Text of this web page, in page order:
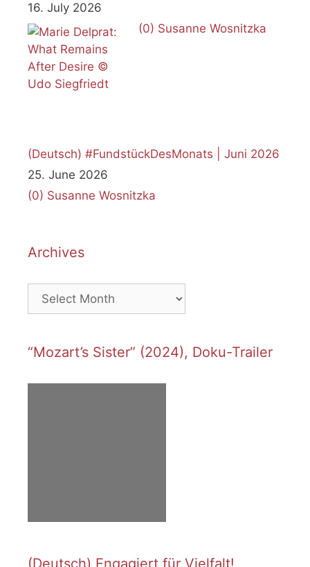
16. July 2026
(0) Susanne Wosnitzka
(Deutsch) #FundstückDesMonats | Juni 2026
25. June 2026
(0) Susanne Wosnitzka
Archives
Archives
“Mozart’s Sister” (2024), Doku-Trailer